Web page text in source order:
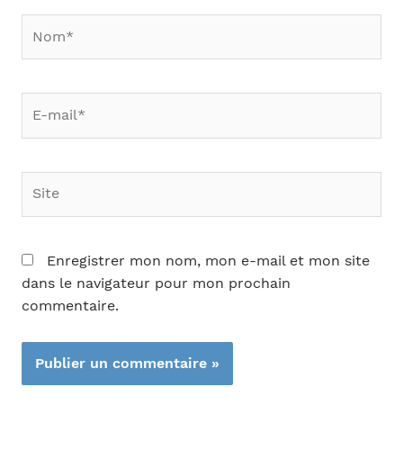
Enregistrer mon nom, mon e-mail et mon site
dans le navigateur pour mon prochain
commentaire.